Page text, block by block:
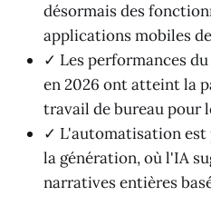
désormais des
applications mobiles
✓ Les performances
en 2026 ont atteint la
travail de bureau pour
✓ L'automatisation est
la génération, où l'IA
narratives entières